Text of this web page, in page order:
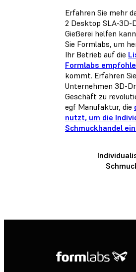
Erfahren Sie mehr
2 Desktop SLA-3D-
Gießerei helfen
Sie Formlabs, um
Ihr Betrieb auf die
Formlabs
kommt. Erfahren
Unternehmen 3D-
Geschäft zu
egf Manufaktur, die
nutzt, um die
Schmuckhandel